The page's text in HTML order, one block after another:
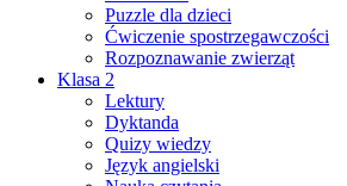
Puzzle dla dzieci
Ćwiczenie spostrzegawczości
Rozpoznawanie zwierząt
Klasa 2
Lektury
Dyktanda
Quizy wiedzy
Język angielski